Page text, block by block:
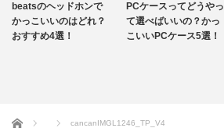
beatsのヘッドホンで
かっこいいのはどれ？
おすすめ4選！
PCケースってどうやっ
て選べばいいの？かっ
こいいPCケース5選！
ホーム cancanIMGL1246_TP_V4